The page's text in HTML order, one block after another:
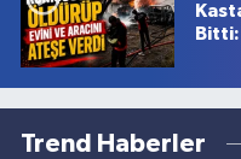
Bitti:
Trend Haberler